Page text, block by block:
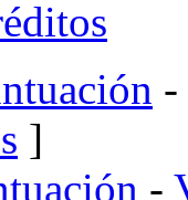
-
]
-